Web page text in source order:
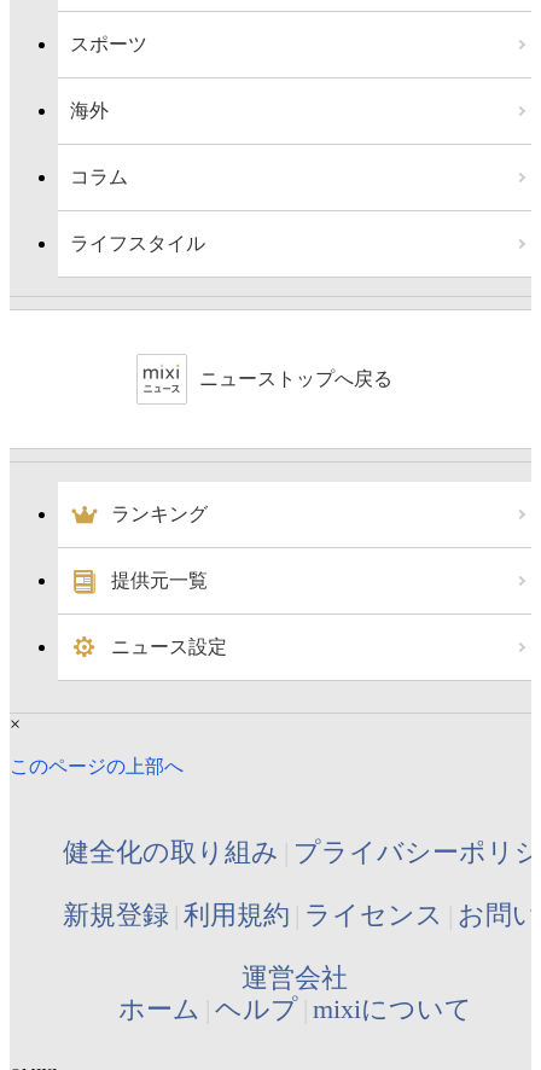
スポーツ
海外
コラム
ライフスタイル
ニューストップへ戻る
ランキング
提供元一覧
ニュース設定
×
このページの上部へ
健全化の取り組み プライバシーポリ
新規登録 利用規約 ライセンス お問
運営会社
ホーム ヘルプ mixiについて